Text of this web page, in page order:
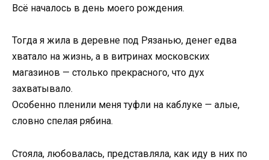
Всё началось в день моего рождения.
Тогда я жила в деревне под Рязанью, денег едва
хватало на жизнь, а в витринах московских
магазинов — столько прекрасного, что дух
захватывало.
Особенно пленили меня туфли на каблуке — алые,
словно спелая рябина.
Стояла, любовалась, представляла, как иду в них по